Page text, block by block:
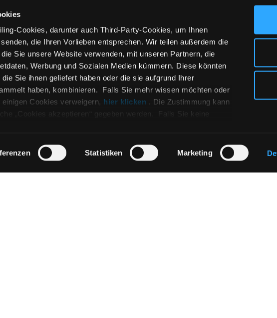
Cookies, darunter auch Third-Party-Cookies, um Ihnen
die Ihren Vorlieben entsprechen. Wir teilen außerdem die
Sie unsere Website verwenden, mit unseren Partnern, die
Werbung und Sozialen Medien kümmern. Diese könnten
Sie ihnen geliefert haben oder die sie aufgrund Ihrer
haben, kombinieren. Falls Sie mehr wissen möchten oder
Cookies verweigern, hier klicken . Die Zustimmung kann
„Cookies akzeptieren“ gegeben werden. Falls Sie keine
Statistiken Marketing
Ich las und erteile meine Einwilligung zur
Zweck des
unter Punkt c) der Informationsseite
und erkläre hiermit, dass mein Alter
CAPTCHA
TIPO DI PIASTRELLA CERCHI?